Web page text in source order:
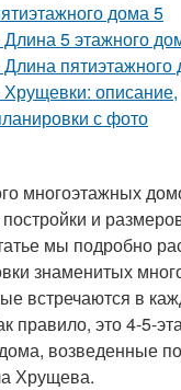
многоэтажных
и
мы подробно
знаменитых
встречаются в
правило, это 4-5-
возведенные
Хрущева.